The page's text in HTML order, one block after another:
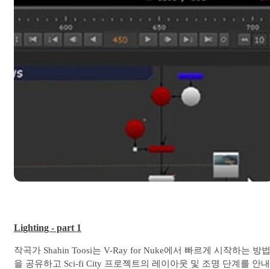
Lighting - part 1
작곡가 Shahin Toosi는 V-Ray for Nuke에서 빠르게 시작하는 방법
을 공유하고 Sci-fi City 프로젝트의 레이아웃 및 조명 단계를 안내